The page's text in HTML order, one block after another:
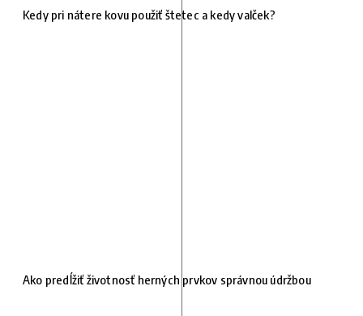
Kedy pri nátere kovu použiť štetec a kedy valček?
Ako predĺžiť životnosť herných prvkov správnou údržbou